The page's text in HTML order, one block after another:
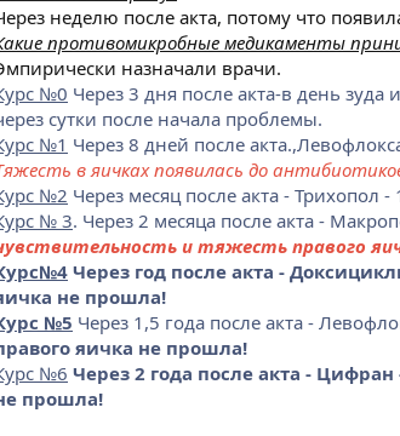
неделю после акта, потому что
противомикробные медикаменты
назначали врачи.
№0 Через 3 дня после акта-в день
сутки после начала проблемы.
№1 Через 8 дней после
в яичках появилась до
№2 Через месяц после акта - Трихопол
№ 3. Через 2 месяца после акта -
и тяжесть правого
Через год после акта -
не прошла!
№5 Через 1,5 года после акта -
яичка не прошла!
№6 Через 2 года после акта -
прошла!